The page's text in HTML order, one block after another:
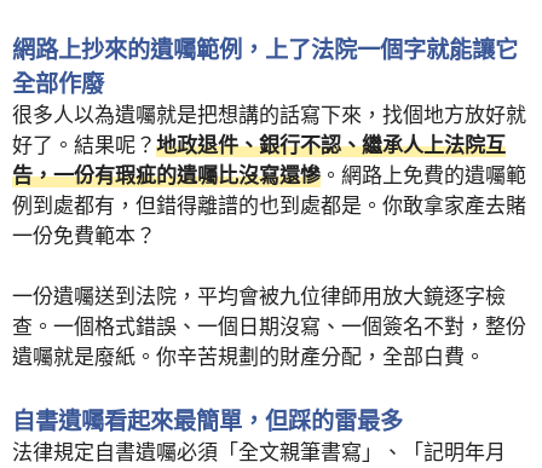
網路上抄來的遺囑範例，上了法院一個字就能讓它
全部作廢
很多人以為遺囑就是把想講的話寫下來，找個地方放好就
好了。結果呢？ 地政退件、銀行不認、繼承人上法院互
告，一份有瑕疵的遺囑比沒寫還慘 。網路上免費的遺囑範
例到處都有，但錯得離譜的也到處都是。你敢拿家產去賭
一份免費範本？
一份遺囑送到法院，平均會被九位律師用放大鏡逐字檢
查。一個格式錯誤、一個日期沒寫、一個簽名不對，整份
遺囑就是廢紙。你辛苦規劃的財產分配，全部白費。
自書遺囑看起來最簡單，但踩的雷最多
法律規定自書遺囑必須「全文親筆書寫」、「記明年月